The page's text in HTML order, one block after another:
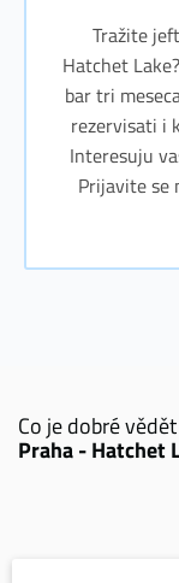
Tražite
Hatchet
bar tri
rezervisati i
Interesuju
Prijavite se
Co je dobré
Praha - Hatchet